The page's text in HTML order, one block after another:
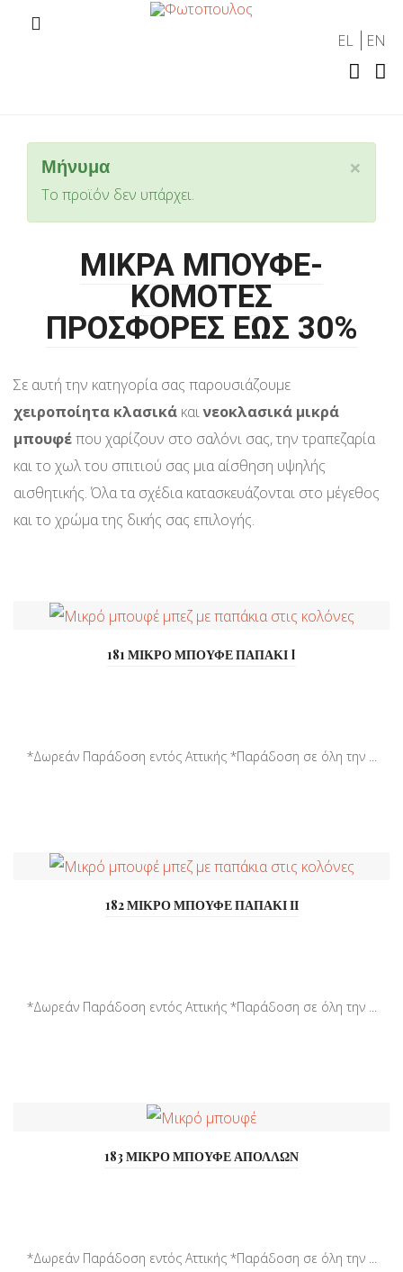
EL EN
×
Μήνυμα
Το προϊόν δεν υπάρχει.
ΜΙΚΡΑ ΜΠΟΥΦΕ-
ΚΟΜΟΤΕΣ
ΠΡΟΣΦΟΡΕΣ ΕΩΣ 30%
Σε αυτή την κατηγορία σας παρουσιάζουμε
χειροποίητα κλασικά καινεοκλασικά μικρά
μπουφέπου χαρίζουν στο σαλόνι σας, την τραπεζαρία
και το χωλ του σπιτιού σας μια αίσθηση υψηλής
αισθητικής. Όλα τα σχέδια κατασκευάζονται στο μέγεθος
και το χρώμα της δικής σας επιλογής.
181 ΜΙΚΡΟ ΜΠΟΥΦΕ ΠΑΠΑΚΙ I
*Δωρεάν Παράδοση εντός Αττικής *Παράδοση σε όλη την ...
182 ΜΙΚΡΟ ΜΠΟΥΦΕ ΠΑΠΑΚΙ ΙΙ
*Δωρεάν Παράδοση εντός Αττικής *Παράδοση σε όλη την ...
183 ΜΙΚΡΟ ΜΠΟΥΦΕ ΑΠΟΛΛΩΝ
*Δωρεάν Παράδοση εντός Αττικής *Παράδοση σε όλη την ...